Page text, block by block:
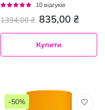
Shot 100hL з мікроголками та
гіалурованою кислотою 50 мл
Рейтинг:
10 відгуків
835,00 ₴
1394,00 ₴
Купити
-50%